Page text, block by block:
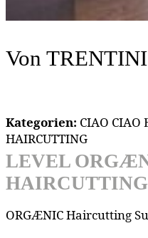
Von TRENTINI
Kategorien: CIAO
HAIRCUTTING
LEVEL
HAIRCUTTING
ORGÆNIC Haircutting